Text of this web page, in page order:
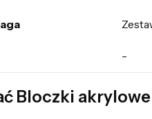
-
Bloczki akrylowe